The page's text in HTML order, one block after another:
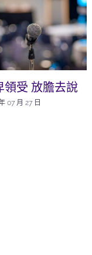
領受 放膽去說
07 月 27 日